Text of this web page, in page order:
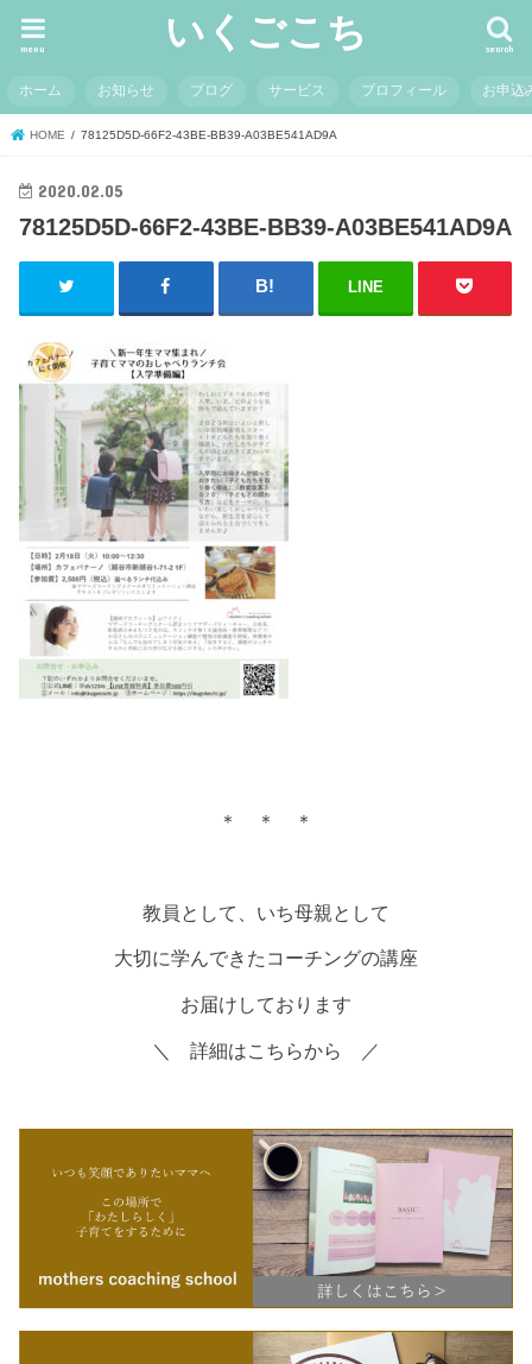
いくごこち search
menu
ホーム お知らせ ブログ サービス プロフィール お申込
HOME 78125D5D-66F2-43BE-BB39-A03BE541AD9A
2020.02.05
78125D5D-66F2-43BE-BB39-A03BE541AD9A
LINE
＊ ＊ ＊
教員として、いち母親として
大切に学んできたコーチングの講座
お届けしております
＼ 詳細はこちらから ／